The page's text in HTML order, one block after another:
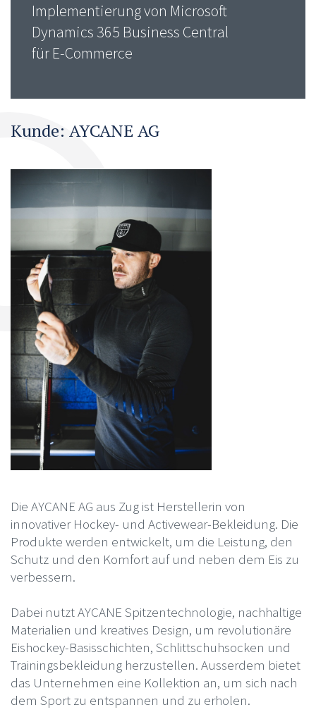
Implementierung von Microsoft
Dynamics 365 Business Central
für E-Commerce
Kunde: AYCANE AG
Die AYCANE AG aus Zug ist Herstellerin von
innovativer Hockey- und Activewear-Bekleidung. Die
Produkte werden entwickelt, um die Leistung, den
Schutz und den Komfort auf und neben dem Eis zu
verbessern.
Dabei nutzt AYCANE Spitzentechnologie, nachhaltige
Materialien und kreatives Design, um revolutionäre
Eishockey-Basisschichten, Schlittschuhsocken und
Trainingsbekleidung herzustellen. Ausserdem bietet
das Unternehmen eine Kollektion an, um sich nach
dem Sport zu entspannen und zu erholen.